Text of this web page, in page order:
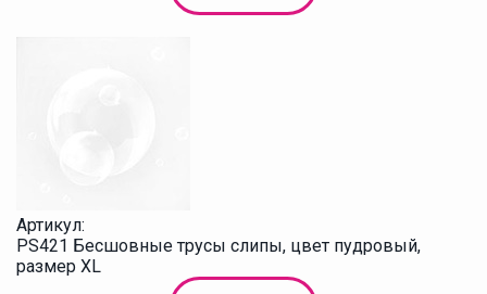
Артикул:
PS421 Бесшовные трусы слипы, цвет пудровый,
размер XL